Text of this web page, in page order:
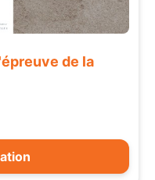
de la